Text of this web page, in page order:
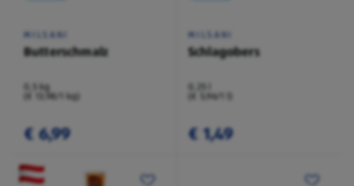
MILSANI
Butterschmalz
0,5 kg
(€ 13,98/1 kg)
€ 6,99
MILSANI
Schlagobers
(€ 5,96/1 l)
€ 1,49